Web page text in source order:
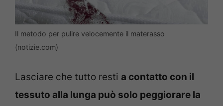
Il metodo per pulire velocemente il materasso
(notizie.com)
Lasciare che tutto resti a contatto con il
tessuto alla lunga può solo peggiorare la